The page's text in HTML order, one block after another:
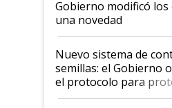
Gobierno modificó
una novedad
Nuevo sistema de
semillas: el Gobierno
el protocolo para
propiedad intelectual